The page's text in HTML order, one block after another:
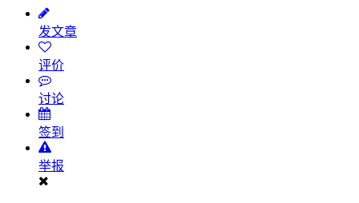
发文章
评价
讨论
签到
举报